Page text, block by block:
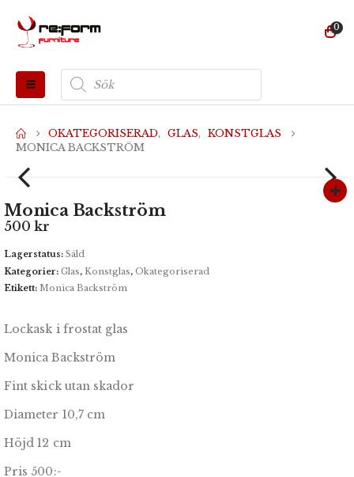
0
Produktsökning
OKATEGORISERAD, GLAS, KONSTGLAS
MONICA BACKSTRÖM
Monica Backström
500 kr
Lagerstatus: Såld
Kategorier: Glas, Konstglas, Okategoriserad
Etikett: Monica Backström
Lockask i frostat glas
Monica Backström
Fint skick utan skador
Diameter 10,7 cm
Höjd 12 cm
Pris 500:-